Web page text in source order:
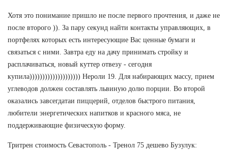
Хотя это понимание пришло не после первого прочтения, и даже не
после второго )). За пару секунд найти контакты управляющих, в
портфелях которых есть интересующие Вас ценные бумаги и
связаться с ними. Завтра еду на дачу принимать стройку и
расплачиваться, новый куттер отвезу - сегодня
купила)))))))))))))))))))) Нероли 19. Для набирающих массу, прием
углеводов должен составлять львиную долю порции. Во второй
оказались завсегдатаи пиццерий, отделов быстрого питания,
любители энергетических напитков и красного мяса, не
поддерживающие физическую форму.
Тритрен стоимость Севастополь - Тренол 75 дешево Бузулук: